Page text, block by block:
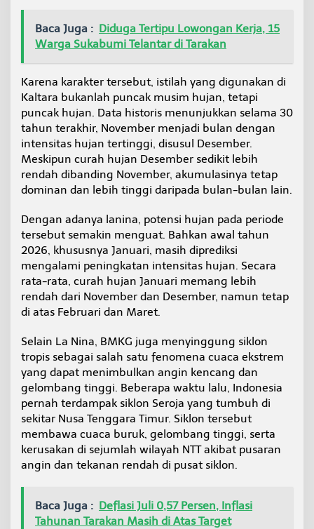
Baca Juga : Diduga Tertipu Lowongan Kerja, 15
Warga Sukabumi Telantar di Tarakan
Karena karakter tersebut, istilah yang digunakan di
Kaltara bukanlah puncak musim hujan, tetapi
puncak hujan. Data historis menunjukkan selama 30
tahun terakhir, November menjadi bulan dengan
intensitas hujan tertinggi, disusul Desember.
Meskipun curah hujan Desember sedikit lebih
rendah dibanding November, akumulasinya tetap
dominan dan lebih tinggi daripada bulan-bulan lain.
Dengan adanya lanina, potensi hujan pada periode
tersebut semakin menguat. Bahkan awal tahun
2026, khususnya Januari, masih diprediksi
mengalami peningkatan intensitas hujan. Secara
rata-rata, curah hujan Januari memang lebih
rendah dari November dan Desember, namun tetap
di atas Februari dan Maret.
Selain La Nina, BMKG juga menyinggung siklon
tropis sebagai salah satu fenomena cuaca ekstrem
yang dapat menimbulkan angin kencang dan
gelombang tinggi. Beberapa waktu lalu, Indonesia
pernah terdampak siklon Seroja yang tumbuh di
sekitar Nusa Tenggara Timur. Siklon tersebut
membawa cuaca buruk, gelombang tinggi, serta
kerusakan di sejumlah wilayah NTT akibat pusaran
angin dan tekanan rendah di pusat siklon.
Baca Juga : Deflasi Juli 0,57 Persen, Inflasi
Tahunan Tarakan Masih di Atas Target